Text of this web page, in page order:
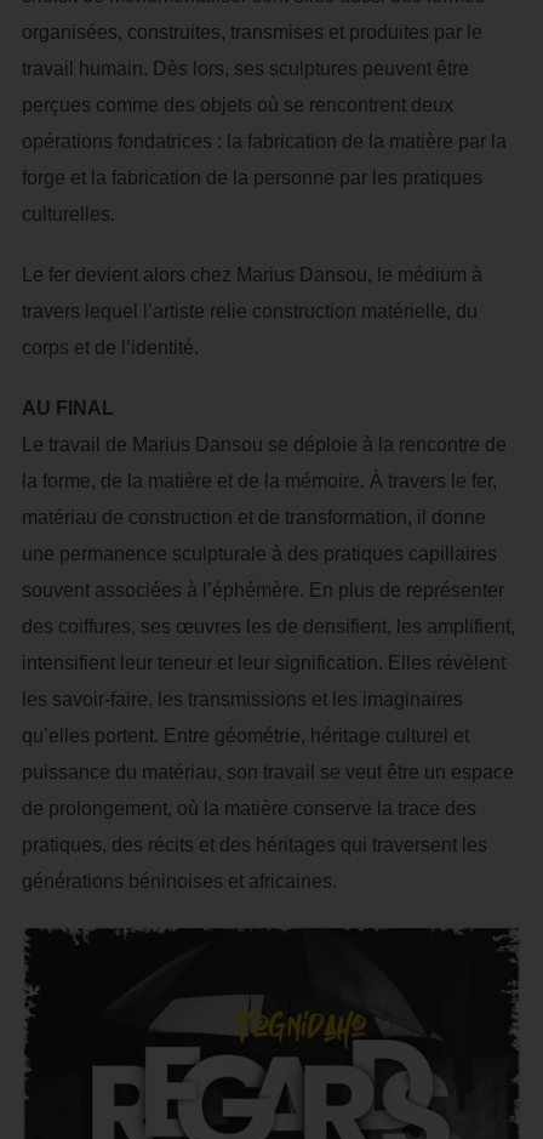
organisées, construites, transmises et produites par le
travail humain. Dès lors, ses sculptures peuvent être
perçues comme des objets où se rencontrent deux
opérations fondatrices : la fabrication de la matière par la
forge et la fabrication de la personne par les pratiques
culturelles.
Le fer devient alors chez Marius Dansou, le médium à
travers lequel l’artiste relie construction matérielle, du
corps et de l’identité.
AU FINAL
Le travail de Marius Dansou se déploie à la rencontre de
la forme, de la matière et de la mémoire. À travers le fer,
matériau de construction et de transformation, il donne
une permanence sculpturale à des pratiques capillaires
souvent associées à l’éphémère. En plus de représenter
des coiffures, ses œuvres les de densifient, les amplifient,
intensifient leur teneur et leur signification. Elles révèlent
les savoir-faire, les transmissions et les imaginaires
qu’elles portent. Entre géométrie, héritage culturel et
puissance du matériau, son travail se veut être un espace
de prolongement, où la matière conserve la trace des
pratiques, des récits et des héritages qui traversent les
générations béninoises et africaines.